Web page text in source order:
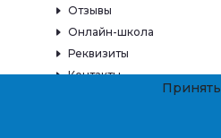
Отзывы
Онлайн-школа
Реквизиты
Контакты
Принять